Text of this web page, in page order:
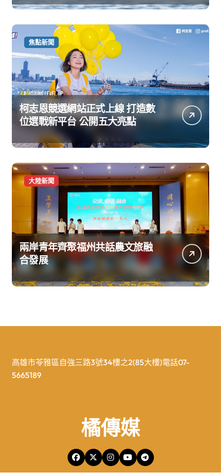
焦點新聞
柯志恩競選網站正式上線 打造數
位選戰新平台 公開五大亮點
大陸新聞
兩岸青年齊聚福州共話農文旅融
合發展
高雄市苓雅區自強三路3號34樓之2(85大樓)電話07-
5665189
橘傳媒